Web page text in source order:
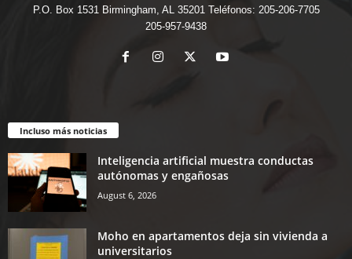
P.O. Box 1531 Birmingham, AL 35201 Teléfonos: 205-206-7705
205-957-9438
Incluso más noticias
Inteligencia artificial muestra conductas
autónomas y engañosas
August 6, 2026
Moho en apartamentos deja sin vivienda a
universitarios